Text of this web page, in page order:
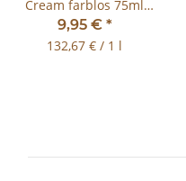
Cream farblos 75ml
Tube
9,95 € *
132,67 € / 1 l